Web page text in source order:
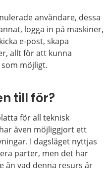
användare, dessa
logga in på maskiner,
e-post, skapa
allt för att kunna
möjligt.
till för?
för all teknisk
även möjliggjort ett
I dagsläget nyttjas
parter, men det har
än vad denna resurs är